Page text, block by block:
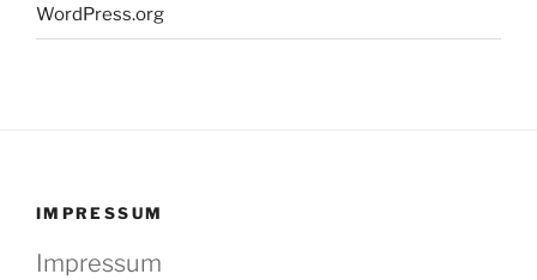
WordPress.org
IMPRESSUM
Impressum